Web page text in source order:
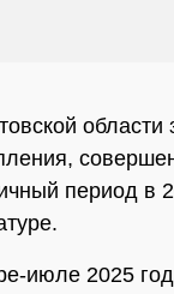
области
период в
июле 2025